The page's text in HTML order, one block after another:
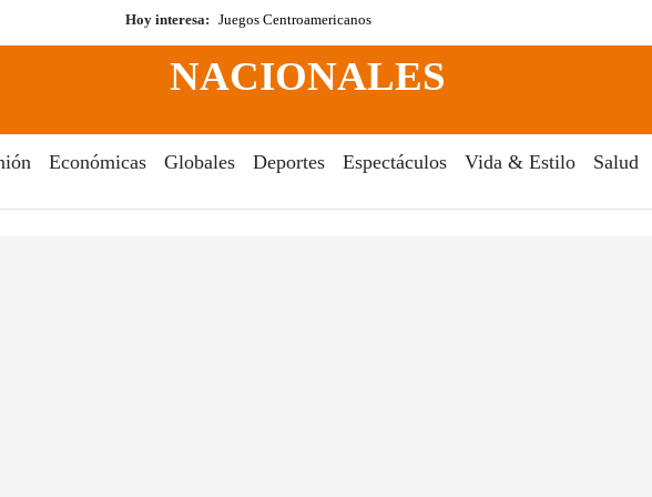
Hoy interesa: Juegos Centroamericanos
NACIONALES
Económicas Globales Deportes Espectáculos Vida & Estilo Salud